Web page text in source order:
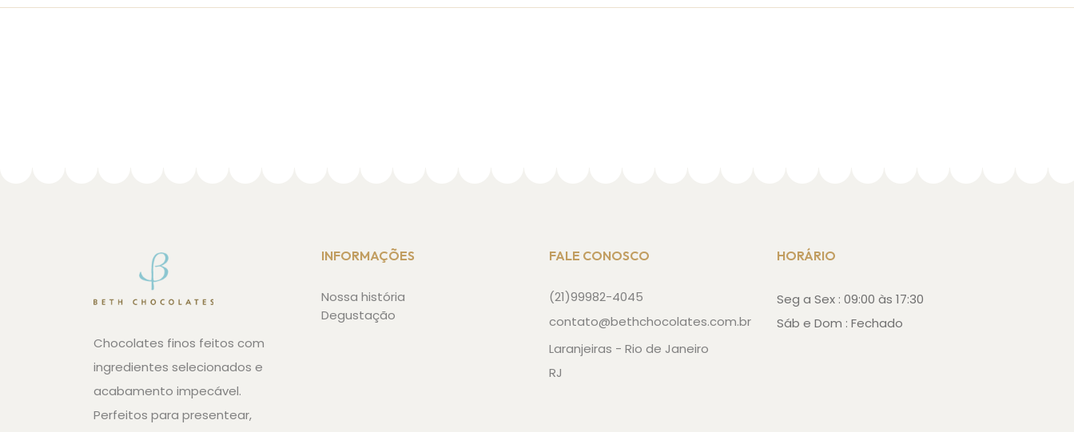
Chocolates finos feitos com
ingredientes selecionados e
acabamento impecável.
Perfeitos para presentear,
INFORMAÇÕES
Nossa história
Degustação
FALE CONOSCO
(21)99982-4045
contato@bethchocolates.com.br
Laranjeiras - Rio de Janeiro
RJ
HORÁRIO
Seg a Sex : 09:00 às 17:30
Sáb e Dom : Fechado